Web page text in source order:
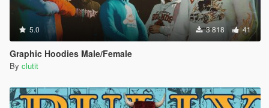
5.0 3 818 41
Graphic Hoodies Male/Female
By clutit